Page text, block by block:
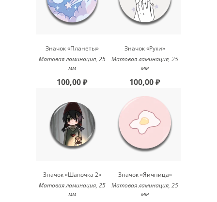
Значок «Планеты»
Матовая ламинация, 25
мм
100,00 ₽
Значок «Руки»
Матовая ламинация, 25
мм
100,00 ₽
Значок «Шапочка 2»
Матовая ламинация, 25
мм
Значок «Яичница»
Матовая ламинация, 25
мм